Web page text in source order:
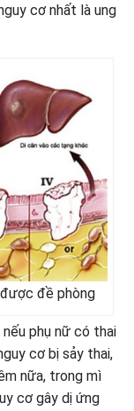
cơ nhất là ung
đề phòng
phụ nữ có thai
cơ bị sảy thai,
nữa, trong mì
cơ gây dị ứng